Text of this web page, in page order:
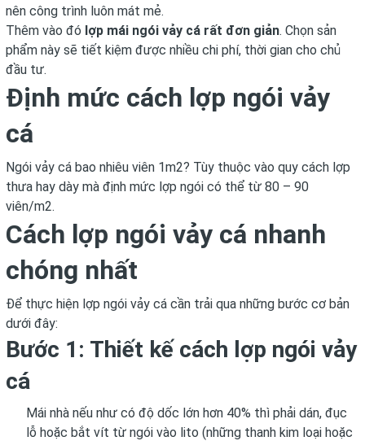
nên công trình luôn mát mẻ.
Thêm vào đó lợp mái ngói vảy cá rất đơn giản. Chọn sản
phẩm này sẽ tiết kiệm được nhiều chi phí, thời gian cho chủ
đầu tư.
Định mức cách lợp ngói vảy
cá
Ngói vảy cá bao nhiêu viên 1m2? Tùy thuộc vào quy cách lợp
thưa hay dày mà định mức lợp ngói có thể từ 80 – 90
viên/m2.
Cách lợp ngói vảy cá nhanh
chóng nhất
Để thực hiện lợp ngói vảy cá cần trải qua những bước cơ bản
dưới đây:
Bước 1: Thiết kế cách lợp ngói vảy
cá
Mái nhà nếu như có độ dốc lớn hơn 40% thì phải dán, đục
lỗ hoặc bắt vít từ ngói vào lito (những thanh kim loại hoặc